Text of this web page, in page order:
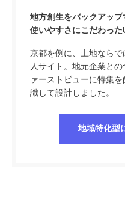
地方創生をバックアッ
使いやすさにこだわっ
京都を例に、土地なら
人サイト。地元企業と
ァーストビューに特集
識して設計しました。
地域特化型